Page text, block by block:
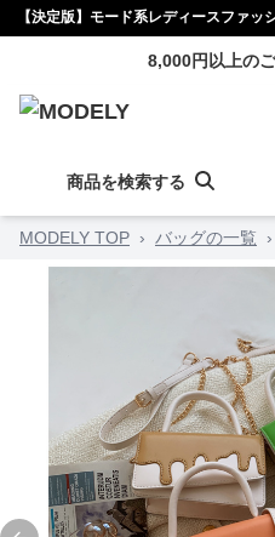
【決定版】モード系レディースファ
8,000円以上の
商品を検索する
MODELY TOP › バッグの一覧 ›